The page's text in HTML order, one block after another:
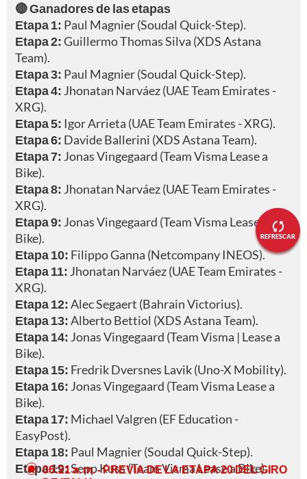
REFRESCAR
🔴 Ganadores de las etapas
Etapa 1: Paul Magnier (Soudal Quick-Step).
Etapa 2:Guillermo Thomas Silva (XDS Astana
Team).
Etapa 3: Paul Magnier (Soudal Quick-Step).
Etapa 4: Jhonatan Narváez (UAE Team Emirates -
XRG).
Etapa 5: Igor Arrieta (UAE Team Emirates - XRG).
Etapa 6: Davide Ballerini (XDS Astana Team).
Etapa 7: Jonas Vingegaard (Team Visma Lease a
Bike).
Etapa 8: Jhonatan Narváez (UAE Team Emirates -
XRG).
Etapa 9: Jonas Vingegaard (Team Visma Lease a
Bike).
Etapa 10: Filippo Ganna (Netcompany INEOS).
Etapa 11: Jhonatan Narváez (UAE Team Emirates -
XRG).
Etapa 12:Alec Segaert (Bahrain Victorius).
Etapa 13:Alberto Bettiol (XDS Astana Team).
Etapa 14: Jonas Vingegaard (Team Visma | Lease a
Bike).
Etapa 15: Fredrik Dversnes Lavik (Uno-X Mobility).
Etapa 16: Jonas Vingegaard (Team Visma Lease a
Bike).
Etapa 17: Michael Valgren (EF Education -
EasyPost).
Etapa 18: Paul Magnier (Soudal Quick-Step).
Etapa 19:Sepp Kuss (Team Visma Lease a Bike).
06:21 a. m.- PREVIA DE LA ETAPA 20 DEL GIRO